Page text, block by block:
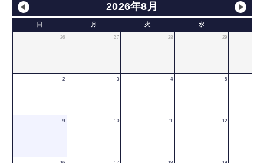
2026年8月
日 月 火 水
26 27 28 29
2 3 4 5
9 10 11 12